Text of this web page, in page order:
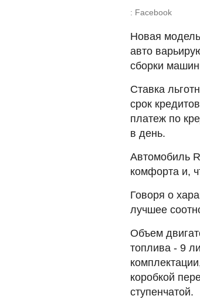
: Facebook
Новая
авто
сборки
Ставка
срок
платеж по
в день.
Автомобиль
комфорта и,
Говоря о
лучшее
Объем
топлива - 9
коробкой
ступенчатой.